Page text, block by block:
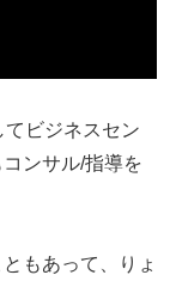
ビジネスセン
ンサル/指導を
もあって、りょ